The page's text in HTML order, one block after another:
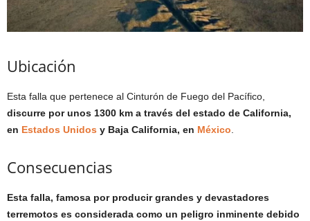
Ubicación
Esta falla que pertenece al Cinturón de Fuego del Pacífico,
discurre por unos 1300 km a través del estado de California,
en Estados Unidos y Baja California, en México.
Consecuencias
Esta falla, famosa por producir grandes y devastadores
terremotos es considerada como un peligro inminente debido